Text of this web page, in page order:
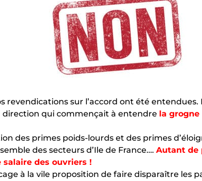
revendications sur l’accord ont été entendues.
direction qui commençait à entendre la grogne
des primes poids-lourds et des primes
des secteurs d’Ile de France….Autant de
des ouvriers !
à la vile proposition de faire disparaître les